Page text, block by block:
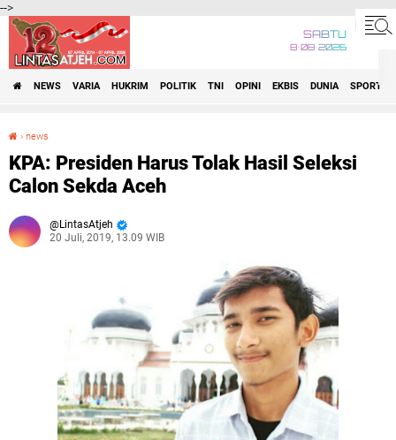
-->
SABTU
8•08•2026
NEWS VARIA HUKRIM POLITIK TNI OPINI EKBIS DUNIA SPORT
› news
KPA: Presiden Harus Tolak Hasil Seleksi
Calon Sekda Aceh
LintasAtjeh
20 Juli, 2019, 13.09 WIB